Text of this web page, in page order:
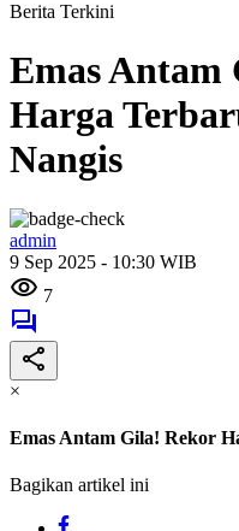
Berita Terkini
Emas Antam
Harga
Nangis
admin
9 Sep 2025 - 10:30 WIB
7
×
Emas Antam Gila! Rekor
Bagikan artikel ini